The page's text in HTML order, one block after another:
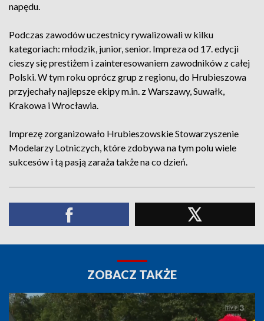
napędu.
Podczas zawodów uczestnicy rywalizowali w kilku
kategoriach: młodzik, junior, senior. Impreza od 17. edycji
cieszy się prestiżem i zainteresowaniem zawodników z całej
Polski. W tym roku oprócz grup z regionu, do Hrubieszowa
przyjechały najlepsze ekipy m.in. z Warszawy, Suwałk,
Krakowa i Wrocławia.
Imprezę zorganizowało Hrubieszowskie Stowarzyszenie
Modelarzy Lotniczych, które zdobywa na tym polu wiele
sukcesów i tą pasją zaraża także na co dzień.
ZOBACZ TAKŻE